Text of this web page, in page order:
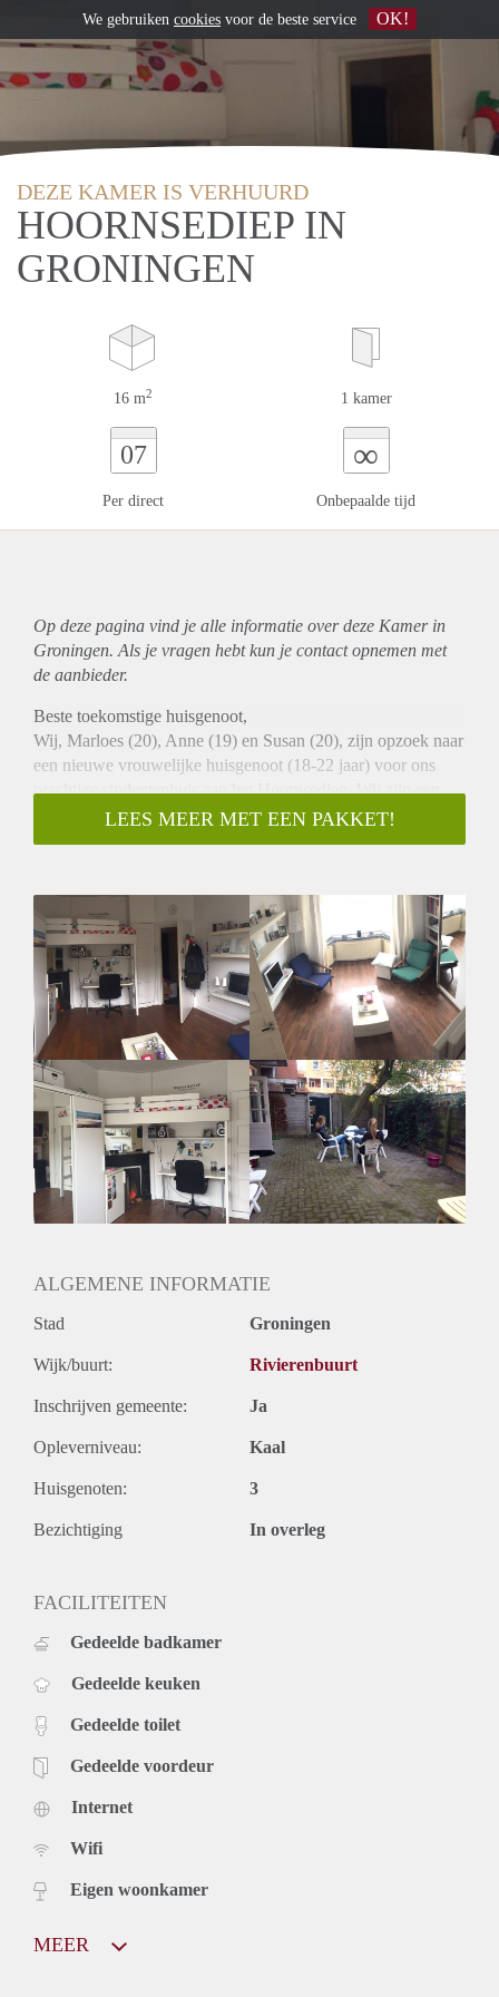
DEZE KAMER IS VERHUURD
HOORNSEDIEP IN
GRONINGEN
16 m2 1 kamer
07
Per direct
∞
Onbepaalde tijd
Op deze pagina vind je alle informatie over deze Kamer in
Groningen. Als je vragen hebt kun je contact opnemen met
de aanbieder.
Beste toekomstige huisgenoot,
Wij, Marloes (20), Anne (19) en Susan (20), zijn opzoek naar
een nieuwe vrouwelijke huisgenoot (18-22 jaar) voor ons
prachtige studentenhuis aan het Hoornsediep. Wij zijn een
gezellig meidenhuis, op dinsdag is er een huisavond, verder
lopen we vaak bij elkaar naar binnen en vinden we het leuk
Het gaat om een ruime, lichte kamer aan de voorkant van het
huis. In de kamer zit een ingebouwde
éénpersoonshoogslaper. De totale oppervlakte van de kamer
is 16m2. De huur is 320 euro per maand. De gordijnen
kunnen worden overgenomen (prijs in overleg).
Vanaf het huis is het ongeveer vijf minuten lopen naar het
station. Op de fiets ben je met vijf minuten in het centrum en
met twintig minuten op het Zernike. Er zitten meerde
supermarkten op nog geen vijf minuten loopafstand. Stuur
ons een berichtje met je naam, leeftijd, studie en waarom je in
ons huis zou passen. We laten je zo snel mogelijk weten of je
uitgenodigd bent voor de hospi.
Liefs, Marloes, Anne en Susan
LEES MEER MET EEN PAKKET!
ALGEMENE INFORMATIE
Stad Groningen
Wijk/buurt: Rivierenbuurt
Inschrijven gemeente: Ja
Opleverniveau: Kaal
Huisgenoten: 3
Bezichtiging In overleg
FACILITEITEN
Gedeelde badkamer
Gedeelde keuken
Gedeelde toilet
Gedeelde voordeur
Internet
Wifi
Eigen woonkamer
MEER
We gebruiken cookies voor de beste service OK!